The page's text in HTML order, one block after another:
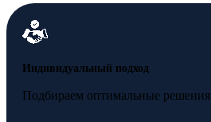
Индивидуальный подход
Подбираем оптимальные решения